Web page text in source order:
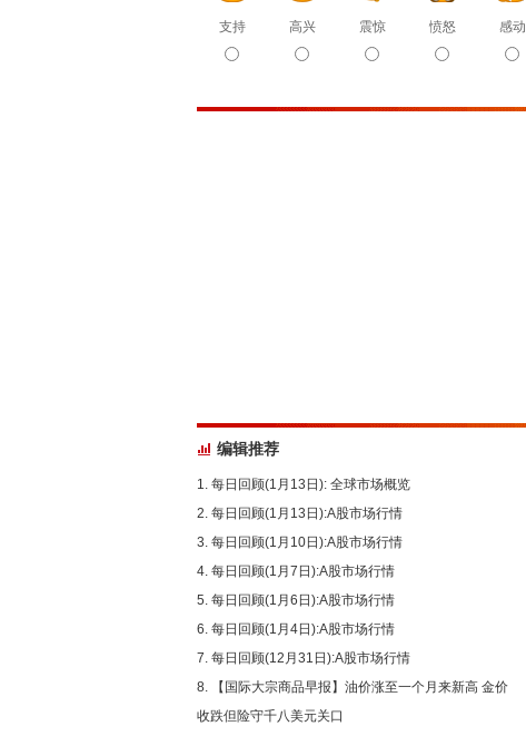
支持 高兴 震惊 愤怒 感动
编辑推荐
每日回顾(1月13日): 全球市场概览
每日回顾(1月13日):A股市场行情
每日回顾(1月10日):A股市场行情
每日回顾(1月7日):A股市场行情
每日回顾(1月6日):A股市场行情
每日回顾(1月4日):A股市场行情
每日回顾(12月31日):A股市场行情
【国际大宗商品早报】油价涨至一个月来新高 金价
收跌但险守千八美元关口